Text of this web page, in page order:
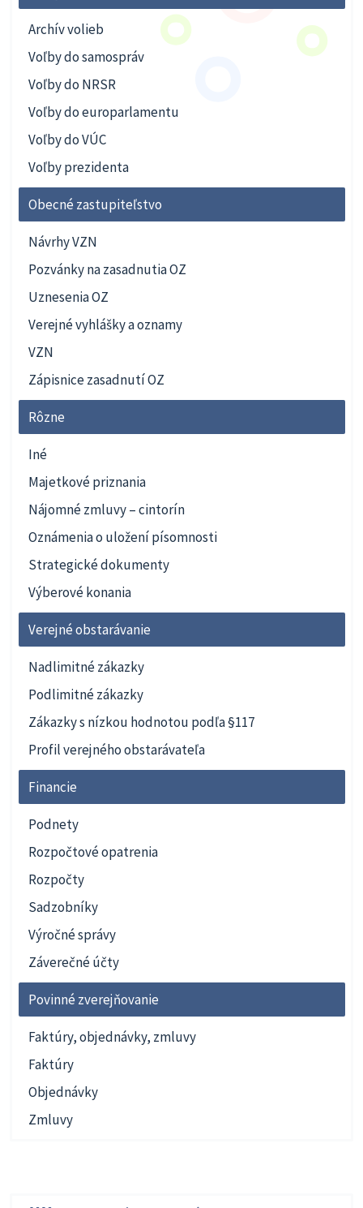
Archív volieb
Voľby do samospráv
Voľby do NRSR
Voľby do europarlamentu
Voľby do VÚC
Voľby prezidenta
Obecné zastupiteľstvo
Návrhy VZN
Pozvánky na zasadnutia OZ
Uznesenia OZ
Verejné vyhlášky a oznamy
VZN
Zápisnice zasadnutí OZ
Rôzne
Iné
Majetkové priznania
Nájomné zmluvy – cintorín
Oznámenia o uložení písomnosti
Strategické dokumenty
Výberové konania
Verejné obstarávanie
Nadlimitné zákazky
Podlimitné zákazky
Zákazky s nízkou hodnotou podľa §117
Profil verejného obstarávateľa
Financie
Podnety
Rozpočtové opatrenia
Rozpočty
Sadzobníky
Výročné správy
Záverečné účty
Povinné zverejňovanie
Faktúry, objednávky, zmluvy
Faktúry
Objednávky
Zmluvy